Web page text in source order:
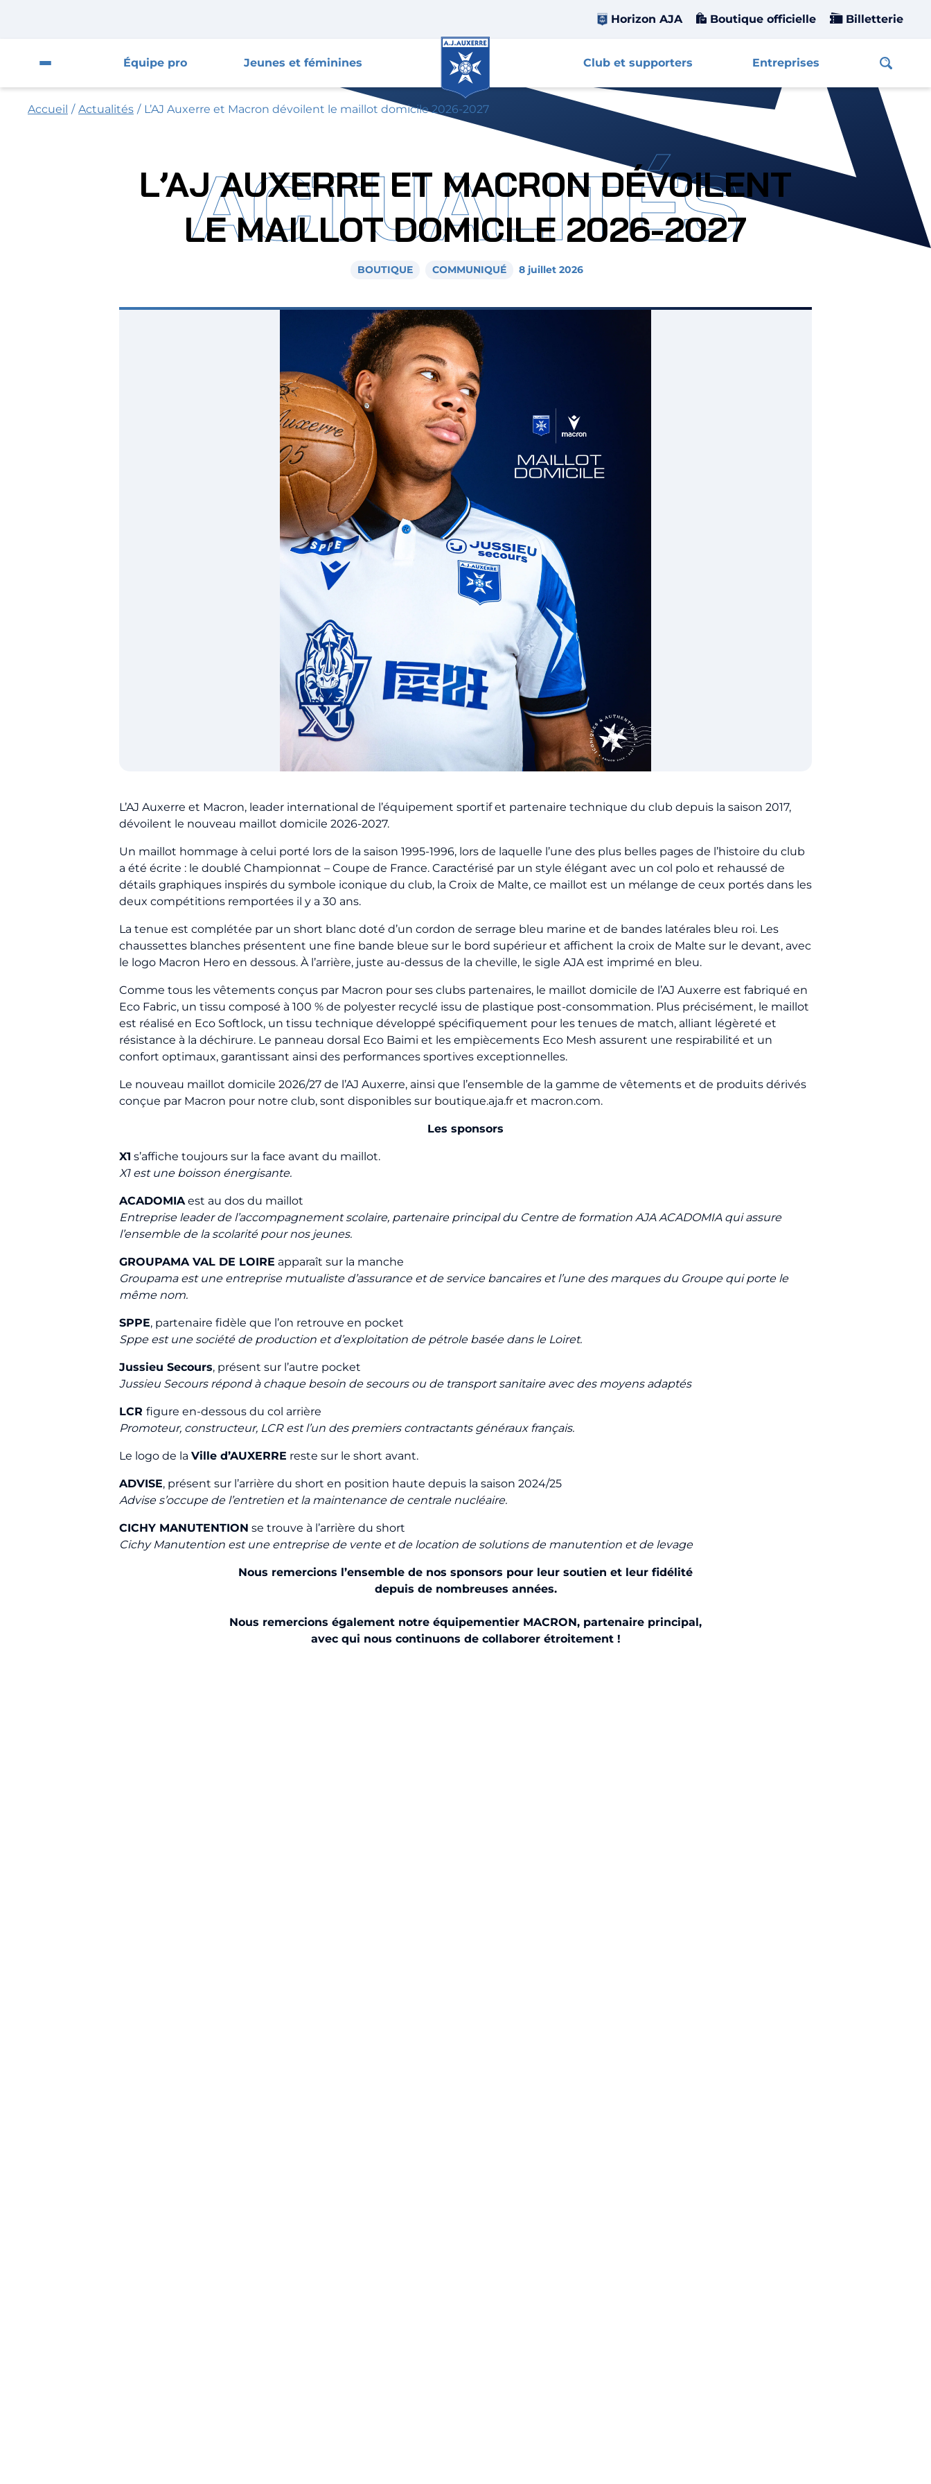
Horizon AJA Boutique officielle Billetterie
Ouvrir le menu du site
Équipe pro Jeunes et féminines Club et supporters Entreprises Afficher
Accueil / Actualités / L’AJ Auxerre et Macron dévoilent le maillot domicile 2026-2027
ACTUALITÉS
L’AJ AUXERRE ET MACRON DÉVOILENT
LE MAILLOT DOMICILE 2026-2027
BOUTIQUE COMMUNIQUÉ 8 juillet 2026
L’AJ Auxerre et Macron, leader international de l’équipement sportif et partenaire technique du club depuis la saison 2017,
dévoilent le nouveau maillot domicile 2026-2027.
Un maillot hommage à celui porté lors de la saison 1995-1996, lors de laquelle l’une des plus belles pages de l’histoire du club
a été écrite : le doublé Championnat – Coupe de France. Caractérisé par un style élégant avec un col polo et rehaussé de
détails graphiques inspirés du symbole iconique du club, la Croix de Malte, ce maillot est un mélange de ceux portés dans les
deux compétitions remportées il y a 30 ans.
La tenue est complétée par un short blanc doté d’un cordon de serrage bleu marine et de bandes latérales bleu roi. Les
chaussettes blanches présentent une fine bande bleue sur le bord supérieur et affichent la croix de Malte sur le devant, avec
le logo Macron Hero en dessous. À l’arrière, juste au-dessus de la cheville, le sigle AJA est imprimé en bleu.
Comme tous les vêtements conçus par Macron pour ses clubs partenaires, le maillot domicile de l’AJ Auxerre est fabriqué en
Eco Fabric, un tissu composé à 100 % de polyester recyclé issu de plastique post-consommation. Plus précisément, le maillot
est réalisé en Eco Softlock, un tissu technique développé spécifiquement pour les tenues de match, alliant légèreté et
résistance à la déchirure. Le panneau dorsal Eco Baimi et les empiècements Eco Mesh assurent une respirabilité et un
confort optimaux, garantissant ainsi des performances sportives exceptionnelles.
Le nouveau maillot domicile 2026/27 de l’AJ Auxerre, ainsi que l’ensemble de la gamme de vêtements et de produits dérivés
conçue par Macron pour notre club, sont disponibles sur boutique.aja.fr et macron.com.
Les sponsors
X1 s’affiche toujours sur la face avant du maillot.
X1 est une boisson énergisante.
ACADOMIAest au dos du maillot
Entreprise leader de l’accompagnement scolaire, partenaire principal du Centre de formation AJA ACADOMIA qui assure
l’ensemble de la scolarité pour nos jeunes.
GROUPAMA VAL DE LOIRE apparaît sur la manche
Groupama est une entreprise mutualiste d’assurance et de service bancaires et l’une des marques du Groupe qui porte le
même nom.
SPPE, partenaire fidèle que l’on retrouve en pocket
Sppe est une société de production et d’exploitation de pétrole basée dans le Loiret.
Jussieu Secours, présent sur l’autre pocket
Jussieu Secours répond à chaque besoin de secours ou de transport sanitaire avec des moyens adaptés
LCR figure en-dessous du col arrière
Promoteur, constructeur, LCR est l’un des premiers contractants généraux français.
Le logo de la Ville d’AUXERRE reste sur le short avant.
ADVISE, présent sur l’arrière du short en position haute depuis la saison 2024/25
Advise s’occupe de l’entretien et la maintenance de centrale nucléaire.
CICHY MANUTENTION se trouve à l’arrière du short
Cichy Manutention est une entreprise de vente et de location de solutions de manutention et de levage
Nous remercions l’ensemble de nos sponsors pour leur soutien et leur fidélité
depuis de nombreuses années.
Nous remercions également notre équipementier MACRON, partenaire principal,
avec qui nous continuons de collaborer étroitement !